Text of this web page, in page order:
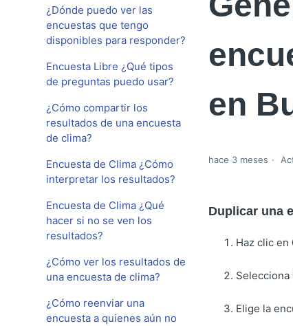
¿Dónde puedo ver las
encuestas que tengo
disponibles para responder?
Encuesta Libre ¿Qué tipos
de preguntas puedo usar?
¿Cómo compartir los
resultados de una encuesta
de clima?
Encuesta de Clima ¿Cómo
interpretar los resultados?
Encuesta de Clima ¿Qué
hacer si no se ven los
resultados?
¿Cómo ver los resultados de
una encuesta de clima?
¿Cómo reenviar una
encuesta a quienes aún no
en
hace 3 meses
Duplicar una
Haz clic en
Selecciona
Elige la